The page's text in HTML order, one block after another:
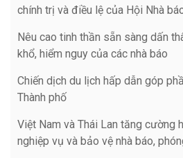
chính trị và điều lệ của Hội Nhà
Nêu cao tinh thần sẵn sàng dấn
khổ, hiểm nguy của các nhà báo
Chiến dịch du lịch hấp dẫn góp
Thành phố
Việt Nam và Thái Lan tăng cường
nghiệp vụ và bảo vệ nhà báo,